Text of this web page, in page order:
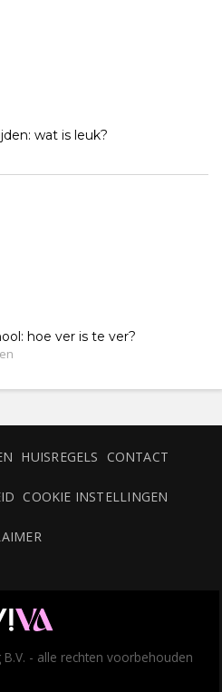
wat is leuk?
hoe ver is te ver?
HUISREGELS CONTACT
COOKIE INSTELLINGEN
- alle rechten voorbehouden